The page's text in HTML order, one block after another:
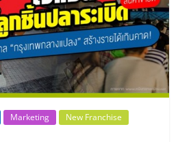
Marketing
New Franchise